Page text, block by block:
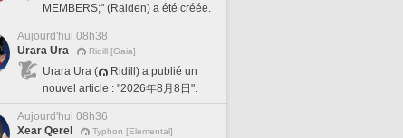
MEMBERS;" (Raiden) a été créée.
Aujourd'hui 08h38
Urara Ura
Ridill [Gaia]
Urara Ura (
Ridill) a publié un
nouvel article : "2026年8月8日".
Aujourd'hui 08h36
Xear Qerel
Typhon [Elemental]